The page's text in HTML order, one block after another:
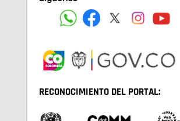
RECONOCIMIENTO DEL PORTAL: